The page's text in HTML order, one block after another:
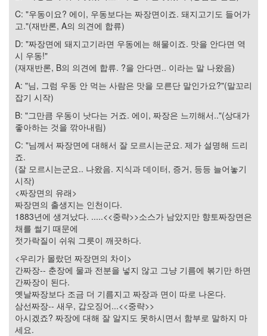
C: "우동이요? 에이, 우동보다는 짜장면이죠. 돼지고기도 들어가
고."(재반론, A의 의견에 합류)
D: "짜장면에 돼지고기라면 우동에는 해물이죠. 맛을 안다면 역
시 우동!"
(재재반론, B의 의견에 합류. ?을 안다면.. 이라는 말 나왔음)
A: "님, 그럼 우동 안 먹는 사람은 맛을 모른단 말인가요?"(말꼬리
잡기 시작)
B: "그만큼 우동이 낫다는 거죠. 에이, 짜장은 느끼해서.."(상대가
좋아하는 것을 깎아내림)
C: "님께서 짜장면에 대해서 잘 모르시는군요. 제가 설명해 드리
죠.
(잘 모르시는군요.. 나왔음. 지식과 데이터, 증거, 등등 늘어놓기
시작)
<짜장면의 유래>
짜장면의 출생지는 인천이다.
1883년에 생겨났다. .....<<중략>>소스가 남았지만 향토짜장면은
채를 썰기 때문에
젓가락질이 쉬워 그릇이 깨끗하다.
<우리가 몰랐던 짜장면의 차이>
간짜장-- 춘장에 물과 전분을 넣지 않고 그냥 기름에 볶기만 하면
간짜장이 된다.
옛날짜장보다 조금 더 기름지고 짜장과 면이 따로 나온다.
삼선짜장-- 새우, 갑오징어...<<중략>>
아시겠죠? 짜장에 대해 잘 알지도 못하시면서 함부로 말하지 마
세요.
Notices
블
로
그
소
개
By
그
리
움
분
자
주)
Find!